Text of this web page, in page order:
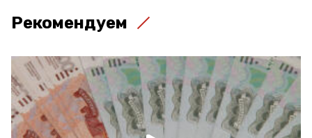
Рекомендуем